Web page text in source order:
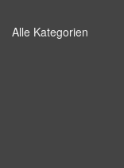
Alle Kategorien